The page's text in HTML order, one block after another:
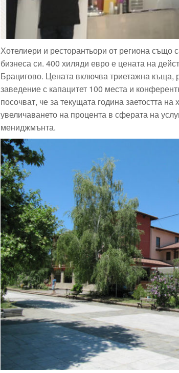
Хотелиери и ресторантьори от региона също
бизнеса си. 400 хиляди евро е цената на
Брацигово. Цената включва триетажна къща,
заведение с капацитет 100 места и
посочват, че за текущата година заетостта на
увеличаването на процента в сферата на
мениджмънта.